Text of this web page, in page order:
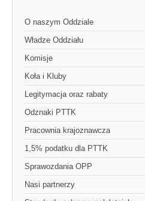
O naszym Oddziale
Władze Oddziału
Komisje
Koła i Kluby
Legitymacja oraz rabaty
Odznaki PTTK
Pracownia krajoznawcza
1,5% podatku dla PTTK
Sprawozdania OPP
Nasi partnerzy